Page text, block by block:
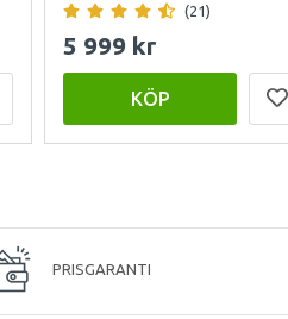
(21)
5 999 kr
KÖP
PRISGARANTI